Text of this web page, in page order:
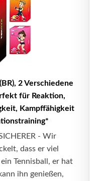
2 Verschiedene
für Reaktion,
Kampffähigkeit
- Wir
dass er viel
Tennisball, er hat
ihn genießen,